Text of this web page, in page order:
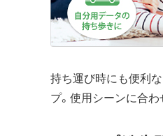
持ち運び時にも便利
プ。使用シーンに合